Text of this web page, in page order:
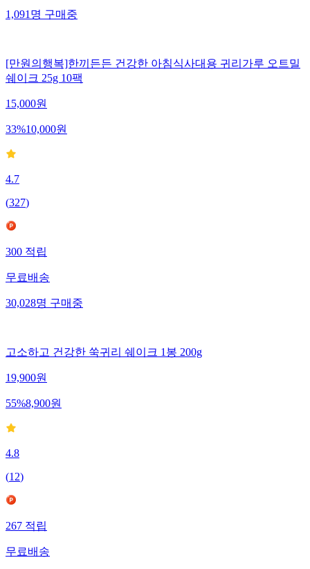
1,091명구매중
[만원의행복]한끼든든 건강한 아침식사대용 귀리가루 오트밀
쉐이크 25g 10팩
15,000원
33%10,000원
4.7
(327)
300적립
무료배송
30,028명구매중
고소하고 건강한 쑥귀리 쉐이크 1봉 200g
19,900원
55%8,900원
4.8
(12)
267적립
무료배송